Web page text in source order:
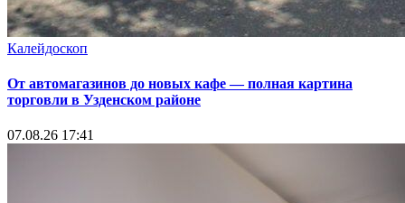
Калейдоскоп
От автомагазинов до новых кафе — полная картина
торговли в Узденском районе
07.08.26 17:41